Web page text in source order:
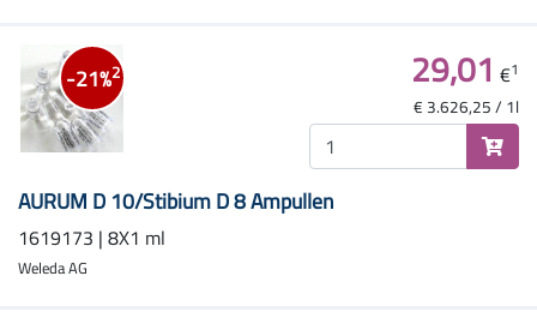
-21%2
AURUM D 10/Stibium D 8 Ampullen
1619173 | 8X1 ml
Weleda AG
29,01 €1
€ 3.626,25 / 1l